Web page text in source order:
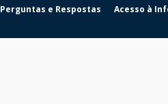
Perguntas e Respostas Acesso à